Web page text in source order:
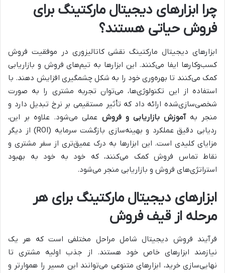
چرا ابزارهای دیجیتال مارکتینگ برای
فروش حیاتی هستند؟
ابزارهای دیجیتال مارکتینگ نقشی کاتالیزوری در موفقیت فروش
کسب‌وکارها ایفا می‌کنند. این ابزارها به تیم‌های فروش و بازاریابی
کمک می‌کنند تا بهره‌وری خود را به شکل چشمگیری افزایش دهند. با
استفاده از این تکنولوژی‌ها، می‌توان تجربه مشتری را به صورت
شخصی‌سازی‌شده ارائه داد که تأثیر مستقیمی بر نرخ تبدیل دارد و
منجر بهآموزش بازاریابی و فروش عملی می‌شود. علاوه بر این،
ردیابی دقیق عملکرد و بهینه‌سازی بازگشت سرمایه (ROI) از دیگر
مزایای کلیدی است. این ابزارها به درک عمیق‌تری از سفر مشتری و
نقاط تماس فروش کمک می‌کنند، که خود به خود به بهبود
استراتژی‌های فروش و بازاریابی منجر می‌شود.
ابزارهای دیجیتال مارکتینگ برای هر
مرحله از قیف فروش
فرآیند فروش دیجیتال شامل مراحل مختلفی است که هر یک
نیازمند ابزارهای خاص خود هستند. از جذب اولیه مشتری تا
نهایی‌سازی خرید، ابزارهای متنوعی می‌توانند این مسیر را هموارتر و